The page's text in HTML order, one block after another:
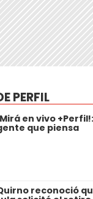
PERFIL
en vivo
que piensa
reconoció